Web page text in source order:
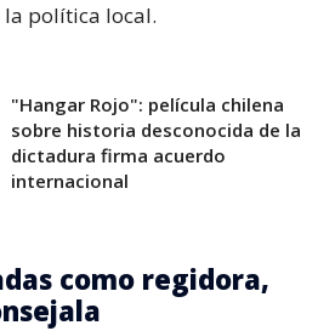
la política local.
"Hangar Rojo": película chilena
sobre historia desconocida de la
dictadura firma acuerdo
internacional
como regidora,